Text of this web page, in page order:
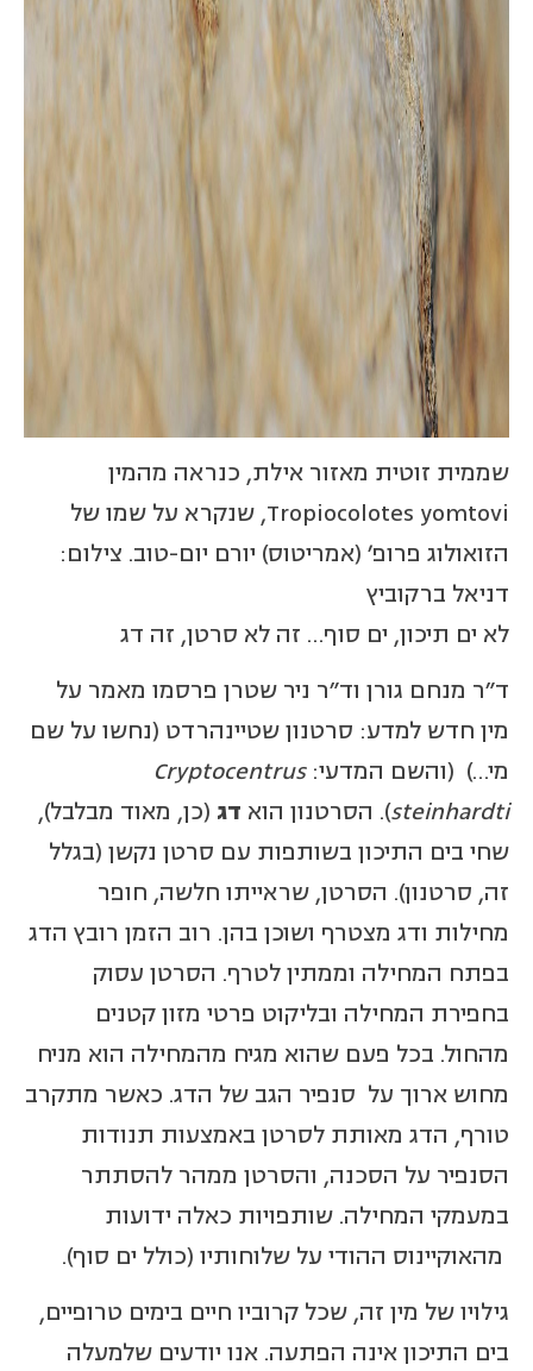
שממית זוטית מאזור אילת, כנראה מהמין
Tropiocolotes yomtovi, שנקרא על שמו של
הזואולוג פרופ' (אמריטוס) יורם יום-טוב. צילום:
דניאל ברקוביץ
לא ים תיכון, ים סוף… זה לא סרטן, זה דג
ד"ר מנחם גורן וד"ר ניר שטרן פרסמו מאמר על
מין חדש למדע: סרטנון שטיינהרדט (נחשו על שם
מי…) (והשם המדעי:Cryptocentrus
steinhardti). הסרטנון הוא דג (כן, מאוד מבלבל),
שחי בים התיכון בשותפות עם סרטן נקשן (בגלל
זה, סרטנון). הסרטן, שראייתו חלשה, חופר
מחילות ודג מצטרף ושוכן בהן. רוב הזמן רובץ הדג
בפתח המחילה וממתין לטרף. הסרטן עסוק
בחפירת המחילה ובליקוט פרטי מזון קטנים
מהחול. בכל פעם שהוא מגיח מהמחילה הוא מניח
מחוש ארוך על סנפיר הגב של הדג. כאשר מתקרב
טורף, הדג מאותת לסרטן באמצעות תנודות
הסנפיר על הסכנה, והסרטן ממהר להסתתר
במעמקי המחילה. שותפויות כאלה ידועות
מהאוקיינוס ההודי על שלוחותיו (כולל ים סוף).
גילויו של מין זה, שכל קרוביו חיים בימים טרופיים,
בים התיכון אינה הפתעה. אנו יודעים שלמעלה